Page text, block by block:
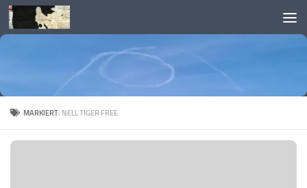
Skip to content
MARKIERT: NELL TIGER FREE